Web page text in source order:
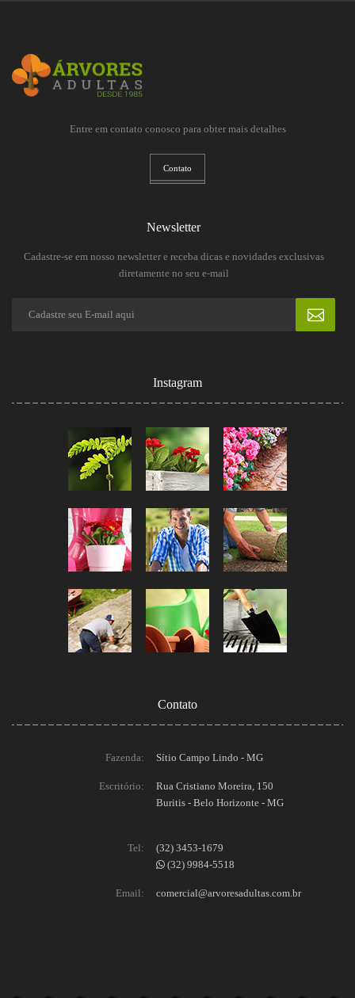
Entre em contato conosco para obter mais detalhes
Contato
Newsletter
Cadastre-se em nosso newsletter e receba dicas e novidades exclusivas
diretamente no seu e-mail
Instagram
Contato
Fazenda: Sítio Campo Lindo - MG
Escritório:
Rua Cristiano Moreira, 150
Buritis - Belo Horizonte - MG
Tel:
(32) 3453-1679
(32) 9984-5518
Email: comercial@arvoresadultas.com.br